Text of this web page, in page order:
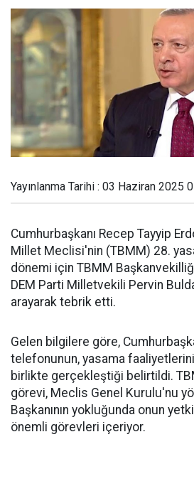
Yayınlanma Tarihi : 03 Haziran 2025
Cumhurbaşkanı Recep Tayyip
Millet Meclisi'nin (TBMM) 28.
dönemi için TBMM
DEM Parti Milletvekili Pervin
arayarak tebrik etti.
Gelen bilgilere göre,
telefonunun, yasama
birlikte gerçekleştiği belirtildi.
görevi, Meclis Genel Kurulu'nu
Başkanının yokluğunda onun
önemli görevleri içeriyor.